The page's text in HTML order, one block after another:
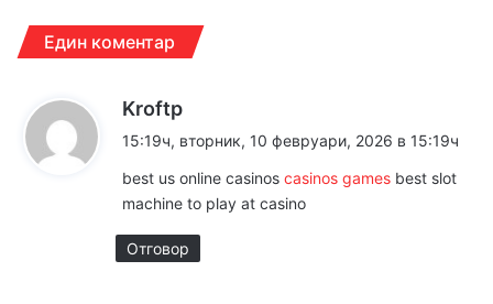
Един коментар
Kroftp
а
15:19ч, вторник, 10 февруари, 2026 в 15:19ч
best us online casinos casinos games best slot
machine to play at casino
Отговор